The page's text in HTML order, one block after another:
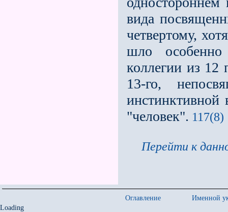
вида
четвертому,
шло
коллегии из 12
13-го,
инстинктивной
"человек". 117(8)
Перейти к
Оглавление
Именной
Loading